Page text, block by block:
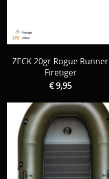
ZECK 20gr Rogue Runner
Firetiger
€ 9,95